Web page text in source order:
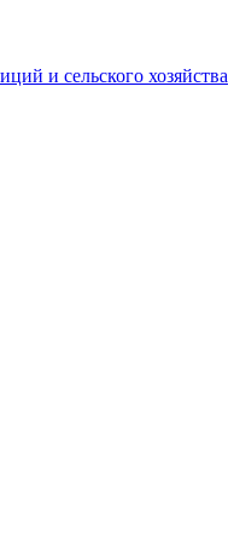
и сельского хозяйства